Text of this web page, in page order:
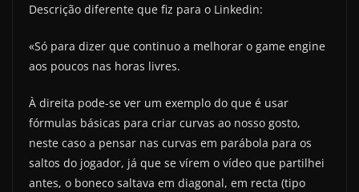
Descrição diferente que fiz para o Linkedin:
«Só para dizer que continuo a melhorar o game engine
aos poucos nas horas livres.
À direita pode-se ver um exemplo do que é usar
fórmulas básicas para criar curvas ao nosso gosto,
neste caso a pensar nas curvas em parábola para os
saltos do jogador, já que se vírem o vídeo que partilhei
antes, o boneco saltava em diagonal, em recta (tipo